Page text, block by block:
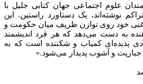
علوم اجتماعی جهان کتابی جلیل با
نوشته‌اند، یک دستاورد راستین. این
غنی خود روی توازن ظریف میان حکومت و
به دست می‌دهد که هر فرد اندیشمند
پدیده‌ای کمیاب و شکننده است که به
و آشوب پدیدار می‌شود.»